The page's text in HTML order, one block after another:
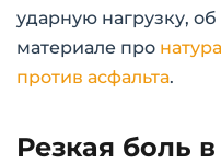
ударную нагрузку,
материале про
против асфальта.
Резкая боль